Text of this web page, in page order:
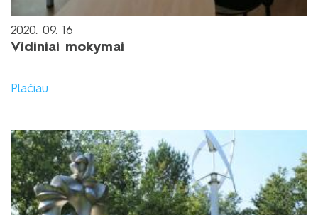
2020. 09. 16
Vidiniai mokymai
Plačiau